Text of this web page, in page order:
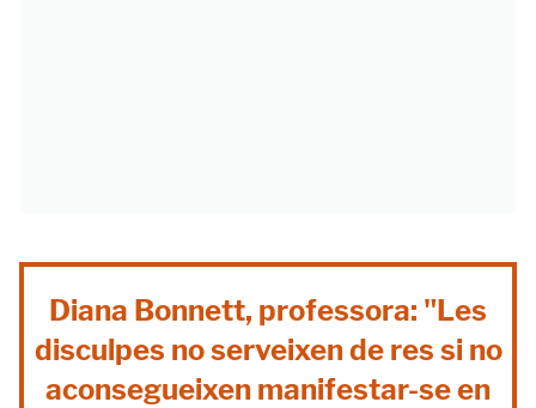
Diana Bonnett, professora: "Les
disculpes no serveixen de res si no
aconsegueixen manifestar-se en